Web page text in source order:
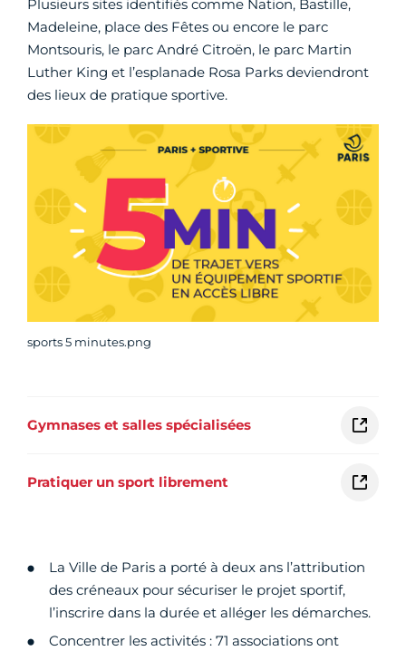
Plusieurs sites identifiés comme Nation, Bastille,
Madeleine, place des Fêtes ou encore le parc
Montsouris, le parc André Citroën, le parc Martin
Luther King et l’esplanade Rosa Parks deviendront
des lieux de pratique sportive.
sports 5 minutes.png
Gymnases et salles spécialisées
Pratiquer un sport librement
La Ville de Paris a porté à deux ans l’attribution
des créneaux pour sécuriser le projet sportif,
l’inscrire dans la durée et alléger les démarches.
Concentrer les activités : 71 associations ont